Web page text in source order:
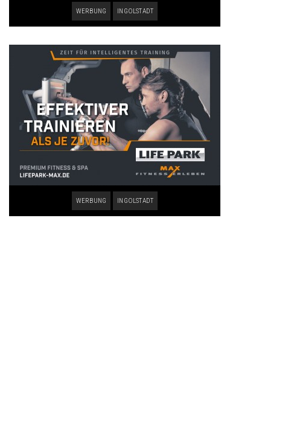
WERBUNG INGOLSTADT
WERBUNG INGOLSTADT